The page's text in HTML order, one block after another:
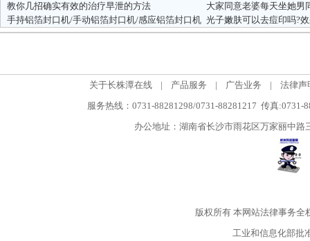
教你几招确实有效的治疗早泄的方法
大家同意老婆每天坐她男
手持铝箔封口机/手动铝箔封口机/感应铝箔封口机 光子嫩肤可以去痘印吗?
关于长株潭在线 | 产品服务 | 广告业务 |
法律声
服务热线：0731-88281298/0731-88281217 传真:0731-
办公地址：湖南省长沙市雨花区万家丽中
版权所有本网站法律事务全
工业和信息化部批